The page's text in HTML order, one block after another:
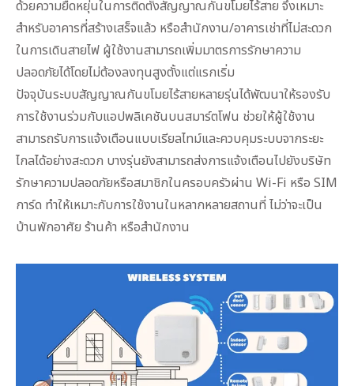
ด้วยความยืดหยุ่นในการติดตั้งสัญญาณกันขโมยไร้สาย จึงเหมาะ
สำหรับอาคารที่สร้างเสร็จแล้ว หรือสำนักงาน/อาคารเช่าที่ไม่สะดวก
ในการเดินสายไฟ ผู้ใช้งานสามารถเพิ่มมาตรการรักษาความ
ปลอดภัยได้โดยไม่ต้องลงทุนสูงตั้งแต่แรกเริ่ม
ปัจจุบันระบบสัญญาณกันขโมยไร้สายหลายรุ่นได้พัฒนาให้รองรับ
การใช้งานร่วมกับแอปพลิเคชันบนสมาร์ตโฟน ช่วยให้ผู้ใช้งาน
สามารถรับการแจ้งเตือนแบบเรียลไทม์และควบคุมระบบจากระยะ
ไกลได้อย่างสะดวก บางรุ่นยังสามารถส่งการแจ้งเตือนไปยังบริษัท
รักษาความปลอดภัยหรือสมาชิกในครอบครัวผ่าน Wi-Fi หรือ SIM
การ์ด ทำให้เหมาะกับการใช้งานในหลากหลายสถานที่ ไม่ว่าจะเป็น
บ้านพักอาศัย ร้านค้า หรือสำนักงาน